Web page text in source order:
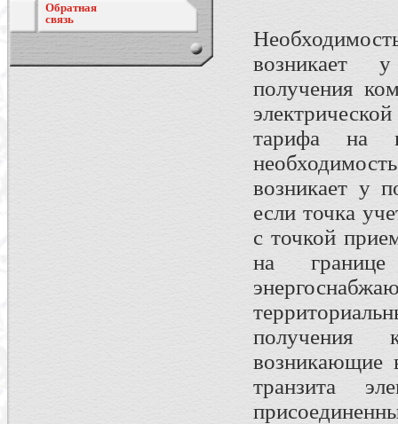
Обратная
связь
возникает
получения
тарифа на
возникает у
если точка
с точкой
на границе
получения
возникающие
транзита